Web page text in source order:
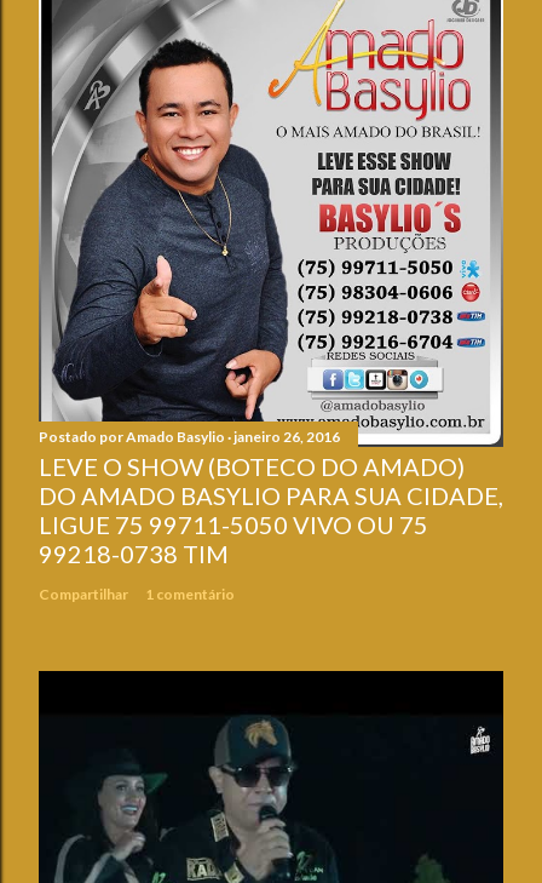
Postado porAmado Basylio janeiro 26, 2016
LEVE O SHOW (BOTECO DO AMADO)
DO AMADO BASYLIO PARA SUA CIDADE,
LIGUE 75 99711-5050 VIVO OU 75
99218-0738 TIM
Compartilhar 1 comentário